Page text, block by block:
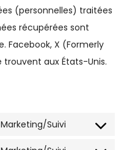
(personnelles) traitées
récupérées sont
Facebook, X (Formerly
trouvent aux États-Unis.
Marketing/Suivi